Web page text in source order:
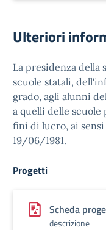
Ulteriori
La presidenza della
scuole statali,
grado, agli alunni
a quelli delle
fini di lucro, ai sensi
19/06/1981.
Progetti
Scheda
descrizione